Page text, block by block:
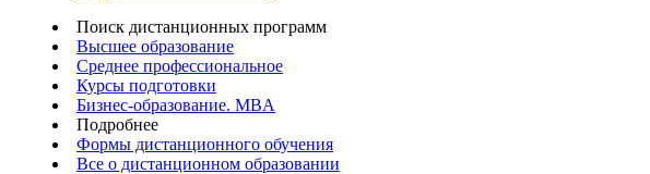
Поиск дистанционных программ
Высшее образование
Среднее профессиональное
Курсы подготовки
Бизнес-образование. MBA
Подробнее
Формы дистанционного обучения
Все о дистанционном образовании